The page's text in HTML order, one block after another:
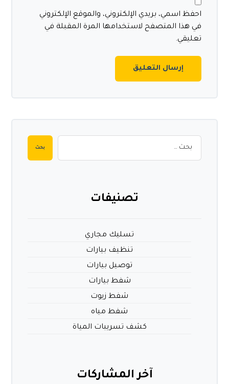
احفظ اسمي، بريدي الإلكتروني، والموقع الإلكتروني
في هذا المتصفح لاستخدامها المرة المقبلة في
تعليقي.
إرسال التعليق
بحث
تصنيفات
تسليك مجاري
تنظيف بيارات
توصيل بيارات
شفط بيارات
شفط زيوت
شفط مياه
كشف تسريبات المياة
آخر المشاركات